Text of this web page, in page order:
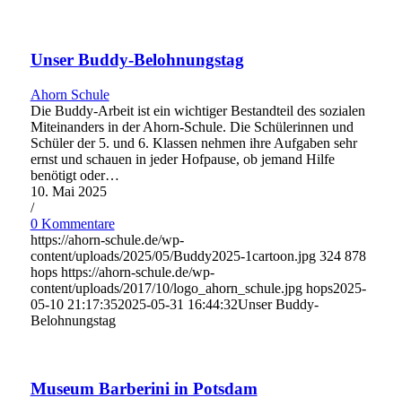
Unser Buddy-Belohnungstag
Ahorn Schule
Die Buddy-Arbeit ist ein wichtiger Bestandteil des sozialen
Miteinanders in der Ahorn-Schule. Die Schülerinnen und
Schüler der 5. und 6. Klassen nehmen ihre Aufgaben sehr
ernst und schauen in jeder Hofpause, ob jemand Hilfe
benötigt oder…
10. Mai 2025
/
0 Kommentare
https://ahorn-schule.de/wp-
content/uploads/2025/05/Buddy2025-1cartoon.jpg 324 878
hops https://ahorn-schule.de/wp-
content/uploads/2017/10/logo_ahorn_schule.jpg hops2025-
05-10 21:17:352025-05-31 16:44:32Unser Buddy-
Belohnungstag
Museum Barberini in Potsdam